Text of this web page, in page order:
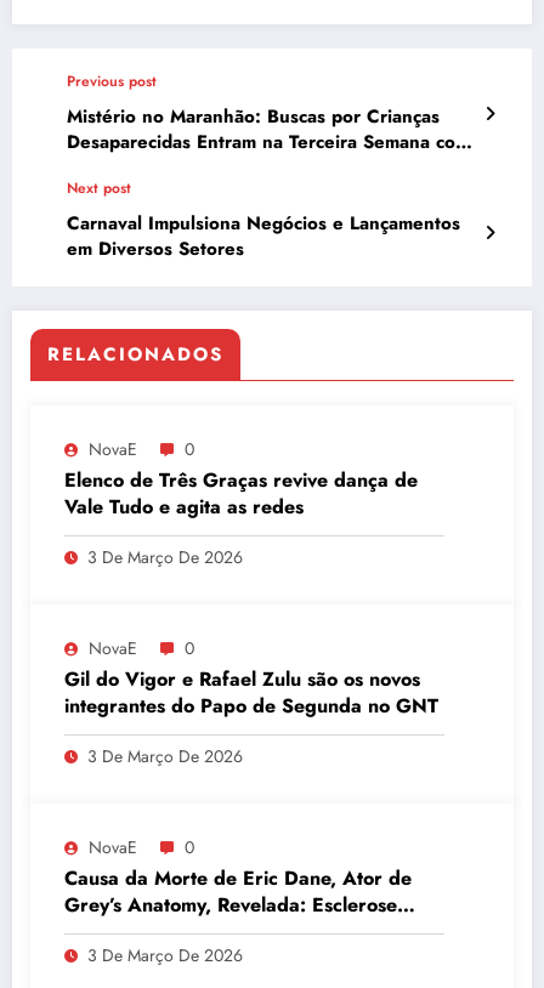
Previous post
Mistério no Maranhão: Buscas por Crianças
Desaparecidas Entram na Terceira Semana com
Next post
Carnaval Impulsiona Negócios e Lançamentos
em Diversos Setores
RELACIONADOS
NovaE 0
Elenco de Três Graças revive dança de
Vale Tudo e agita as redes
3 De Março De 2026
NovaE 0
Gil do Vigor e Rafael Zulu são os novos
integrantes do Papo de Segunda no GNT
3 De Março De 2026
NovaE 0
Causa da Morte de Eric Dane, Ator de
Grey’s Anatomy, Revelada: Esclerose
Lateral Amiotrófica
3 De Março De 2026